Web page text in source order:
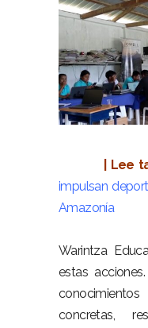
| Lee
impulsan
Amazonía
Warintza
estas
concretas,